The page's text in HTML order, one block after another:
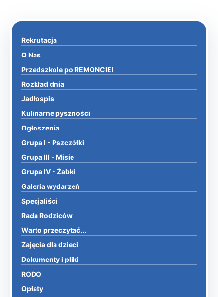
Rekrutacja
O Nas
Przedszkole po REMONCIE!
Rozkład dnia
Jadłospis
Kulinarne pyszności
Ogłoszenia
Grupa I - Pszczółki
Grupa III - Misie
Grupa IV - Żabki
Galeria wydarzeń
Specjaliści
Rada Rodziców
Warto przeczytać...
Zajęcia dla dzieci
Dokumenty i pliki
RODO
Opłaty